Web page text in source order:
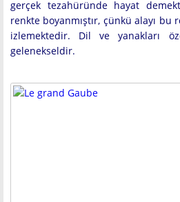
gerçek tezahüründe hayat
renkte boyanmıştır, çünkü alayı
izlemektedir. Dil ve yanakları
gelenekseldir.